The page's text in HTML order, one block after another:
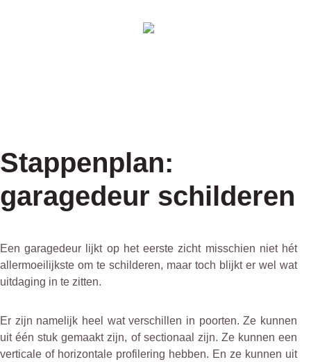
Stappenplan:
garagedeur schilderen
Een garagedeur lijkt op het eerste zicht misschien niet hét
allermoeilijkste om te schilderen, maar toch blijkt er wel wat
uitdaging in te zitten.
Er zijn namelijk heel wat verschillen in poorten. Ze kunnen
uit één stuk gemaakt zijn, of sectionaal zijn. Ze kunnen een
verticale of horizontale profilering hebben. En ze kunnen uit